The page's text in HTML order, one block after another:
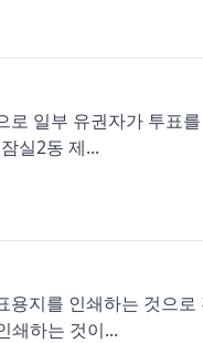
일부 유권자가 투표
실2동 제...
지를 인쇄하는 것으
쇄하는 것이...